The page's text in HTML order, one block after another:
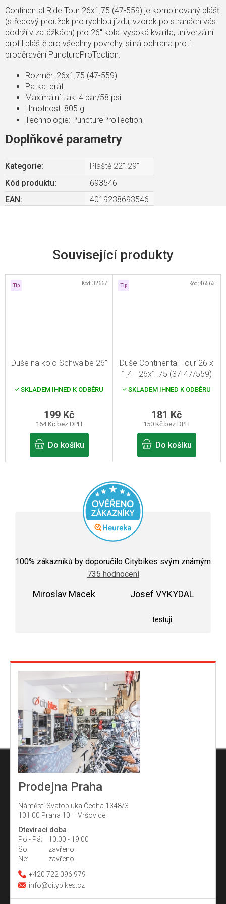
Související produkty
Tip
Duše na kolo Schwalbe 26"
SKLADEM IHNED K ODBĚRU
164 Kč bez DPH
199 Kč
Do košíku
Kód:32667 Tip
Duše Continental Tour 26 x
1,4 - 26x1.75 (37-47/559)
galuskový v.
SKLADEM IHNED K ODBĚRU
150 Kč bez DPH
181 Kč
Do košíku
Kód:46563
Continental Ride Tour 26x1,75 (47-559) je kombinovaný plášť
(středový proužek pro rychlou jízdu, vzorek po stranách vás
podrží v zatážkách) pro 26" kola: vysoká kvalita, univerzální
profil pláště pro všechny povrchy, silná ochrana proti
proděravění PunctureProTection.
Rozměr: 26x1,75 (47-559)
Patka: drát
Maximální tlak: 4 bar/58 psi
Hmotnost: 805 g
Technologie: PunctureProTection
Doplňkové parametry
Kategorie:
Pláště 22"-29"
Kód produktu:
693546
EAN : 4019238693546
hodnocení
obchodu
je
100% zákazníků by doporučilo Citybikes svým známým
735 hodnocení
Miroslav Macek Josef VYKYDAL
testuji
Prodejna Praha
Náměstí Svatopluka Čecha 1348/3
101 00 Praha 10 – Vršovice
Otevírací doba
Po - Pá:
10:00 - 19:00
So:
zavřeno
Ne:
zavřeno
+420 722 096 979
info@citybikes.cz